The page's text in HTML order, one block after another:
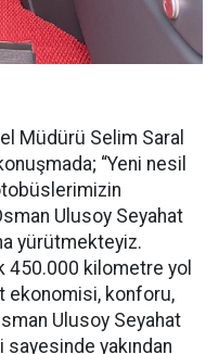
Müdürü Selim Saral
“Yeni nesil
Ulusoy Seyahat
yürütmekteyiz.
450.000 kilometre yol
ekonomisi, konforu,
Ulusoy Seyahat
yakından